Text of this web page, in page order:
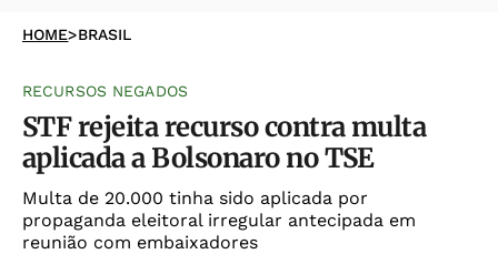
HOME>BRASIL
RECURSOS NEGADOS
STF rejeita recurso contra multa
aplicada a Bolsonaro no TSE
Multa de 20.000 tinha sido aplicada por
propaganda eleitoral irregular antecipada em
reunião com embaixadores